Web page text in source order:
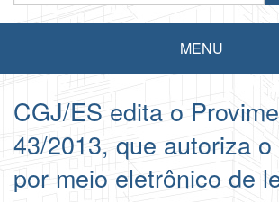
MENU
CGJ/ES edita o
43/2013, que autoriza
por meio eletrônico de